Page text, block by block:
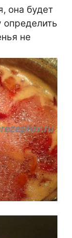
она будет
определить
не